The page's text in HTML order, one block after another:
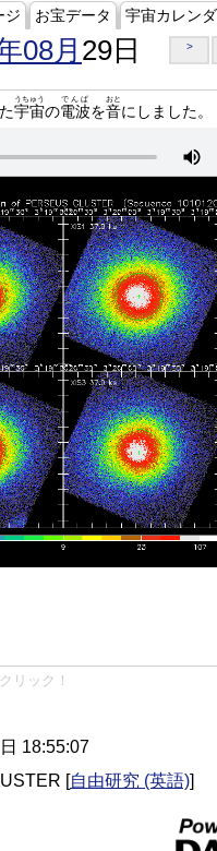
ジ お宝データ 宇宙カレン
08月 29日 >
宇宙
うちゅう
の電波
でんぱ
を音
おと
にしました。
リック！
18:55:07
[自由研究 (英語)]